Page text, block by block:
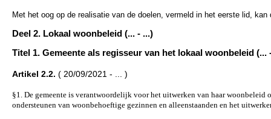
Met het oog op de realisatie van de doelen, vermeld in het eerste lid,
Deel 2. Lokaal woonbeleid (... - ...)
Titel 1. Gemeente als regisseur van het lokaal woonbeleid (...
Artikel 2.2. ( 20/09/2021 - ... )
§1. De gemeente is verantwoordelijk voor het uitwerken van haar
ondersteunen van woonbehoeftige gezinnen en alleenstaanden en het